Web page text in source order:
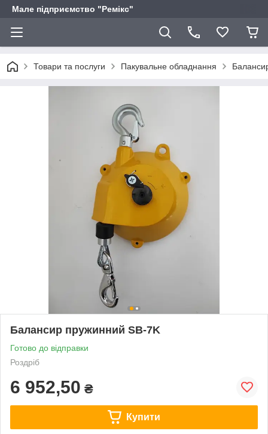
Мале підприємство "Ремікс"
Товари та послуги Пакувальне обладнання
Балансир пружинний SB-7K
Готово до відправки
Роздріб
6 952,50 ₴
Купити